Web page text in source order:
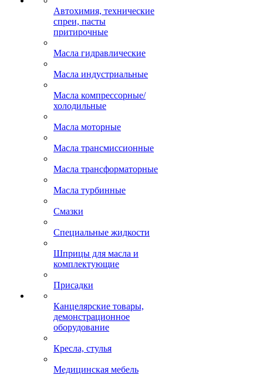
Автохимия, технические
спреи, пасты
притирочные
Масла гидравлические
Масла индустриальные
Масла компрессорные/
холодильные
Масла моторные
Масла трансмиссионные
Масла трансформаторные
Масла турбинные
Смазки
Специальные жидкости
Шприцы для масла и
комплектующие
Присадки
Канцелярские товары,
демонстрационное
оборудование
Кресла, стулья
Медицинская мебель